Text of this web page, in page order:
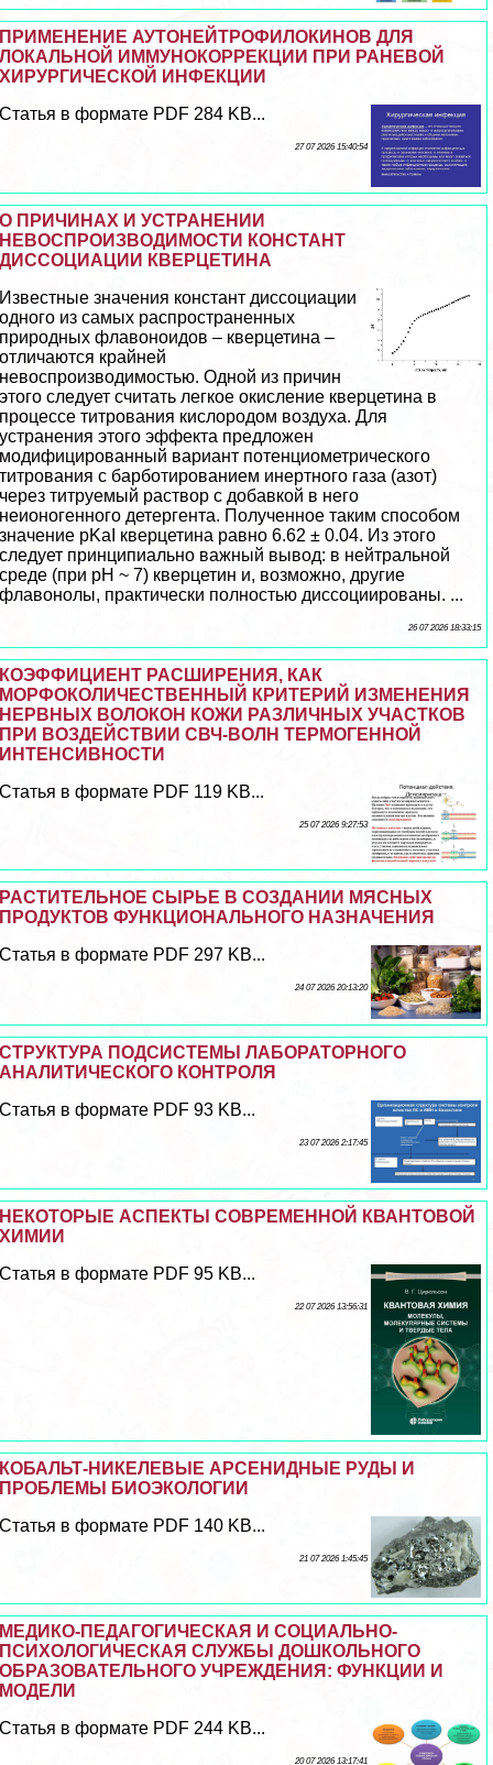
ПРИМЕНЕНИЕ АУТОНЕЙТРОФИЛОКИНОВ ДЛЯ
ЛОКАЛЬНОЙ ИММУНОКОРРЕКЦИИ ПРИ РАНЕВОЙ
ХИРУРГИЧЕСКОЙ ИНФЕКЦИИ
Статья в формате PDF 284 KB...
27 07 2026 15:40:54
О ПРИЧИНАХ И УСТРАНЕНИИ
НЕВОСПРОИЗВОДИМОСТИ КОНСТАНТ
ДИССОЦИАЦИИ КВЕРЦЕТИНА
Известные значения констант диссоциации
одного из самых распространенных
природных флавоноидов – кверцетина –
отличаются крайней
невоспроизводимостью. Одной из причин
этого следует считать легкое окисление кверцетина в
процессе титрования кислородом воздуха. Для
устранения этого эффекта предложен
модифицированный вариант потенциометрического
титрования с барботированием инертного газа (азот)
через титруемый раствор с добавкой в него
неионогенного детергента. Полученное таким способом
значение pKaI кверцетина равно 6.62 ± 0.04. Из этого
следует принципиально важный вывод: в нейтральной
среде (при рН ~ 7) кверцетин и, возможно, другие
флавонолы, пpaктически полностью диссоциированы. ...
26 07 2026 18:33:15
КОЭФФИЦИЕНТ РАСШИРЕНИЯ, КАК
МОРФОКОЛИЧЕСТВЕННЫЙ КРИТЕРИЙ ИЗМЕНЕНИЯ
НЕРВНЫХ ВОЛОКОН КОЖИ РАЗЛИЧНЫХ УЧАСТКОВ
ПРИ ВОЗДЕЙСТВИИ СВЧ-ВОЛН ТЕРМОГЕННОЙ
ИНТЕНСИВНОСТИ
Статья в формате PDF 119 KB...
25 07 2026 9:27:53
РАСТИТЕЛЬНОЕ СЫРЬЕ В СОЗДАНИИ МЯСНЫХ
ПРОДУКТОВ ФУНКЦИОНАЛЬНОГО НАЗНАЧЕНИЯ
Статья в формате PDF 297 KB...
24 07 2026 20:13:20
СТРУКТУРА ПОДСИСТЕМЫ ЛАБОРАТОРНОГО
АНАЛИТИЧЕСКОГО КОНТРОЛЯ
Статья в формате PDF 93 KB...
23 07 2026 2:17:45
НЕКОТОРЫЕ АСПЕКТЫ СОВРЕМЕННОЙ КВАНТОВОЙ
ХИМИИ
Статья в формате PDF 95 KB...
22 07 2026 13:56:31
КОБАЛЬТ-НИКЕЛЕВЫЕ АРСЕНИДНЫЕ РУДЫ И
ПРОБЛЕМЫ БИОЭКОЛОГИИ
Статья в формате PDF 140 KB...
21 07 2026 1:45:45
МЕДИКО-ПЕДАГОГИЧЕСКАЯ И СОЦИАЛЬНО-
ПСИХОЛОГИЧЕСКАЯ СЛУЖБЫ ДОШКОЛЬНОГО
ОБРАЗОВАТЕЛЬНОГО УЧРЕЖДЕНИЯ: ФУНКЦИИ И
МОДЕЛИ
Статья в формате PDF 244 KB...
20 07 2026 13:17:41